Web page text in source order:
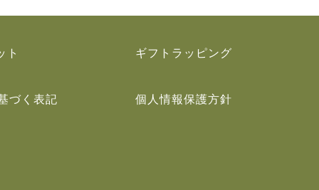
ト ギフトラッピング
づく表記 個人情報保護方針